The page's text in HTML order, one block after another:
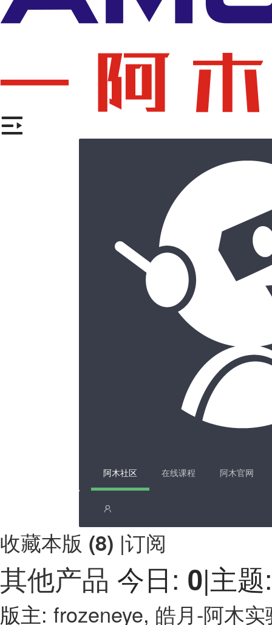
阿木社区 在线课程 阿木官网
收藏本版 (8) |订阅
其他产品 今日: 0|主
版主: frozeneye, 皓月-阿木实